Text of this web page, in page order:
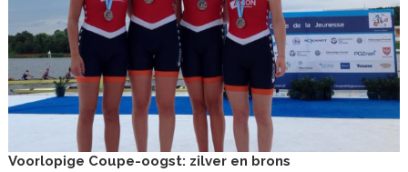
Voorlopige Coupe-oogst: zilver en brons